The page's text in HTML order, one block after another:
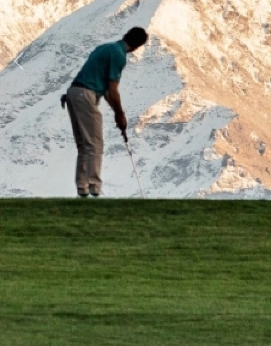
Previous Next